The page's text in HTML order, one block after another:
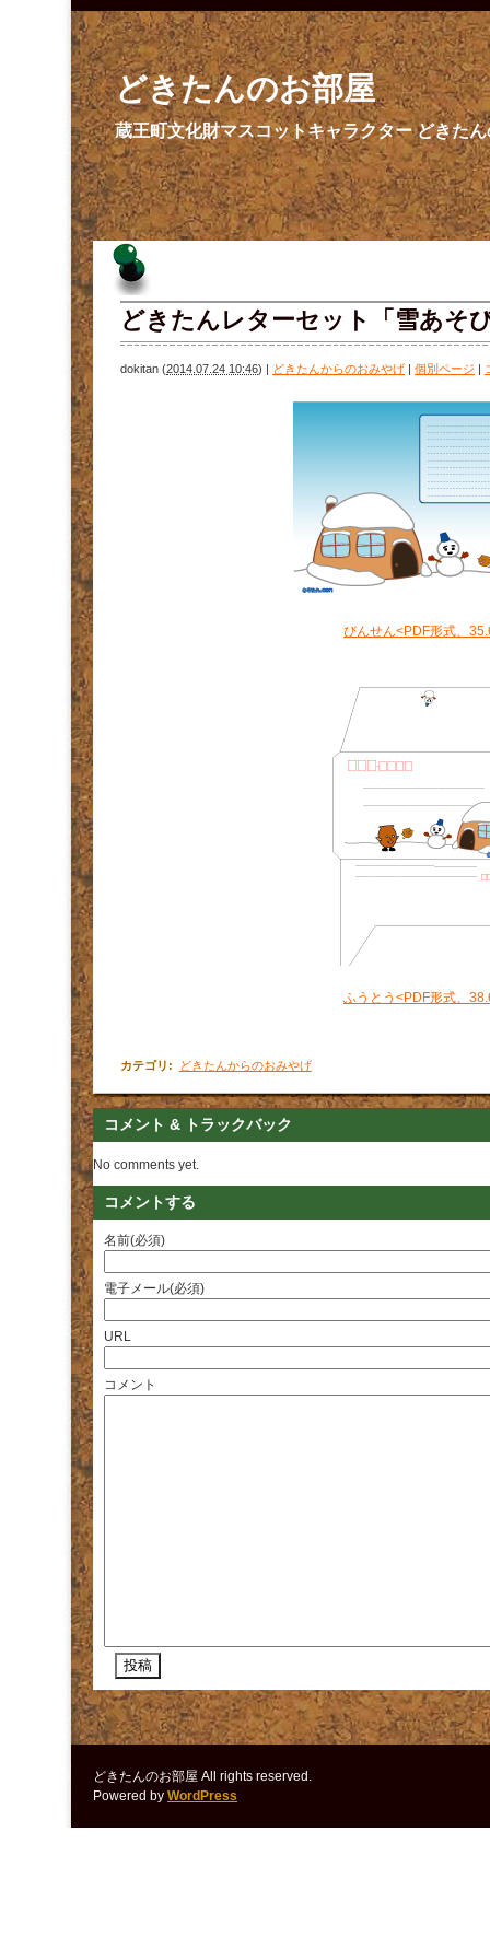
どきたんのお部屋
蔵王町文化財マスコットキャラクター どきた
どきたんレターセット「雪あそ
dokitan (2014.07.24 10:46) | どきたんからのおみやげ | 個別ページ |
びんせん<PDF形式、
ふうとう<PDF形式、
カテゴリ : どきたんからのおみやげ
コメント & トラックバック
No comments yet.
コメントする
名前(必須)
電子メール(必須)
URL
コメント
どきたんのお部屋 All rights reserved.
Powered by WordPress